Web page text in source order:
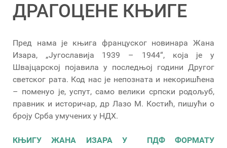
ДРАГОЦЕНЕ КЊИГЕ
Пред нама је књига француског новинара Жана
Изара, „Југославија 1939 – 1944“, која је у
Швајцарској појавила у последњој години Другог
светског рата. Код нас је непозната и некоришћена
– поменуо је, успут, само велики српски родољуб,
правник и историчар, др Лазо М. Костић, пишући о
броју Срба умучених у НДХ.
КЊИГУ ЖАНА ИЗАРА У ПДФ ФОРМАТУ